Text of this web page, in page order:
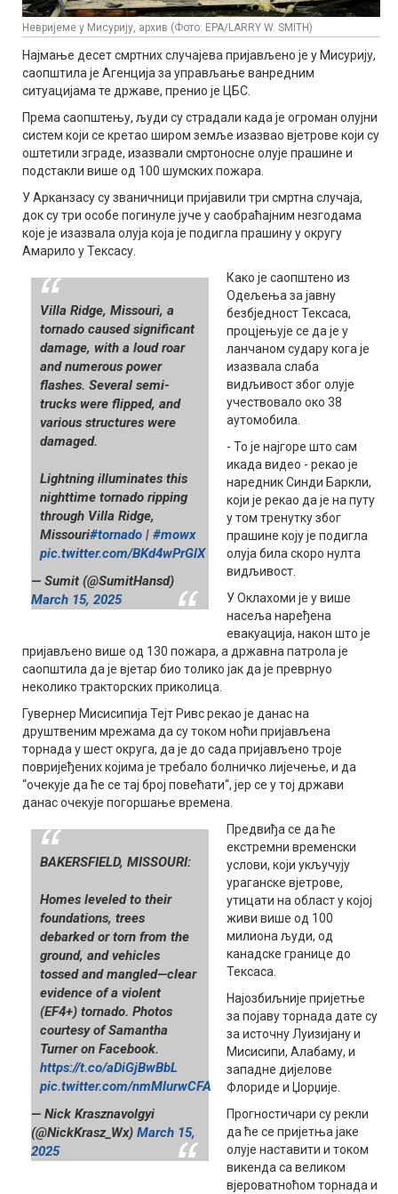
Невријеме у Мисурију, архив (Фото: EPA/LARRY W. SMITH)
Најмање десет смртних случајева пријављено је у Мисурију,
саопштила је Агенција за управљање ванредним
ситуацијама те државе, пренио је ЦБС.
Према саопштењу, људи су страдали када је огроман олујни
систем који се кретао широм земље изазвао вјетрове који су
оштетили зграде, изазвали смртоносне олује прашине и
подстакли више од 100 шумских пожара.
У Арканзасу су званичници пријавили три смртна случаја,
док су три особе погинуле јуче у саобраћајним незгодама
које је изазвала олуја која је подигла прашину у округу
Амарило у Тексасу.
Villa Ridge, Missouri, a
tornado caused significant
damage, with a loud roar
and numerous power
flashes. Several semi-
trucks were flipped, and
various structures were
damaged.
Lightning illuminates this
nighttime tornado ripping
through Villa Ridge,
Missouri#tornado | #mowx
pic.twitter.com/BKd4wPrGlX
— Sumit (@SumitHansd)
March 15, 2025
Како је саопштено из
Одељења за јавну
безбједност Тексаса,
процјењује се да је у
ланчаном судару кога је
изазвала слаба
видљивост због олује
учествовало око 38
аутомобила.
- То је најгоре што сам
икада видео - рекао је
наредник Синди Баркли,
који је рекао да је на путу
у том тренутку због
прашине коју је подигла
олуја била скоро нулта
видљивост.
У Оклахоми је у више
насеља наређена
евакуација, након што је
пријављено више од 130 пожара, а државна патрола је
саопштила да је вјетар био толико јак да је преврнуо
неколико тракторских приколица.
Гувернер Мисисипија Тејт Ривс рекао је данас на
друштвеним мрежама да су током ноћи пријављена
торнада у шест округа, да је до сада пријављено троје
повријеђених којима је требало болничко лијечење, и да
“очекује да ће се тај број повећати“, јер се у тој држави
данас очекује погоршање времена.
BAKERSFIELD, MISSOURI:
Homes leveled to their
foundations, trees
debarked or torn from the
ground, and vehicles
tossed and mangled—clear
evidence of a violent
(EF4+) tornado. Photos
courtesy of Samantha
Turner on Facebook.
https://t.co/aDiGjBwBbL
pic.twitter.com/nmMlurwCFA
— Nick Krasznavolgyi
(@NickKrasz_Wx) March 15,
2025
Предвиђа се да ће
екстремни временски
услови, који укључују
ураганске вјетрове,
утицати на област у којој
живи више од 100
милиона људи, од
канадске границе до
Тексаса.
Најозбиљније пријетње
за појаву торнада дате су
за источну Луизијану и
Мисисипи, Алабаму, и
западне дијелове
Флориде и Џорџије.
Прогностичари су рекли
да ће се пријетња јаке
олује наставити и током
викенда са великом
вјероватноћом торнада и